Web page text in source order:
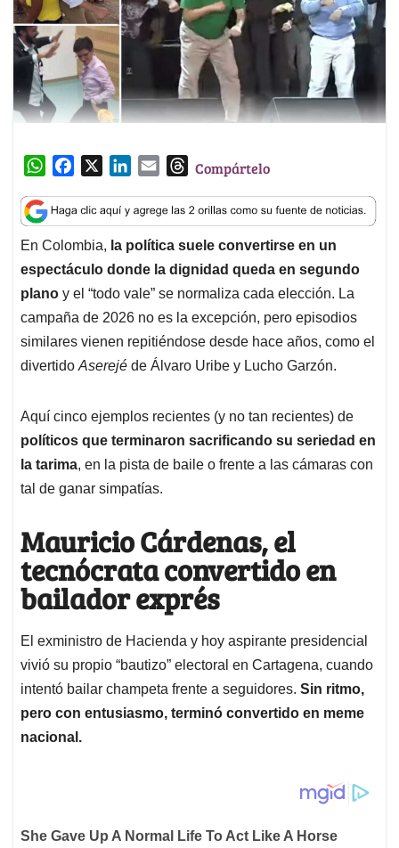
W
a
t
s
A
p
p
c
e
b
o
o
k
n
k
e
d
I
n
a
i
l
T
r
e
a
d
s
Compártelo
En Colombia, la política suele convertirse en un
espectáculo donde la dignidad queda en segundo
plano y el “todo vale” se normaliza cada elección. La
campaña de 2026 no es la excepción, pero episodios
similares vienen repitiéndose desde hace años, como el
divertido Aserejé de Álvaro Uribe y Lucho Garzón.
Aquí cinco ejemplos recientes (y no tan recientes) de
políticos que terminaron sacrificando su seriedad en
la tarima, en la pista de baile o frente a las cámaras con
tal de ganar simpatías.
Mauricio Cárdenas, el
tecnócrata convertido en
bailador exprés
El exministro de Hacienda y hoy aspirante presidencial
vivió su propio “bautizo” electoral en Cartagena, cuando
intentó bailar champeta frente a seguidores. Sin ritmo,
pero con entusiasmo, terminó convertido en meme
nacional.